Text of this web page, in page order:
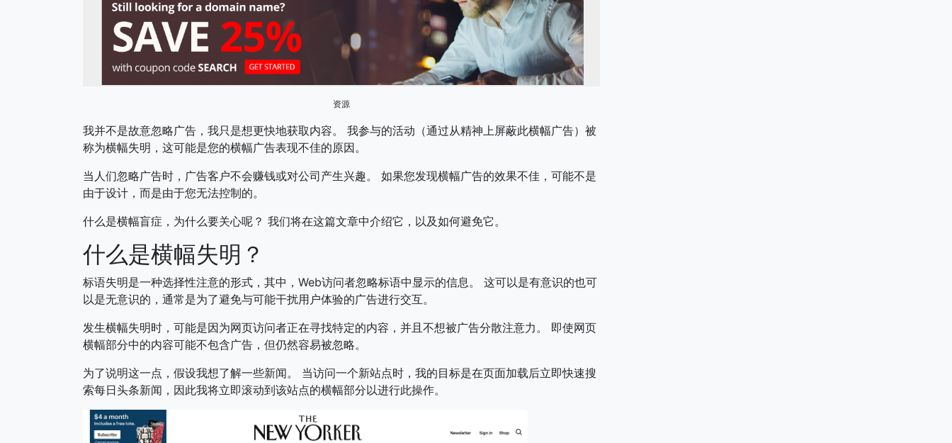
资源
我并不是故意忽略广告，我只是想更快地获取内容。 我参与的活动（通过从精神上屏蔽此横幅广告）被
称为横幅失明，这可能是您的横幅广告表现不佳的原因。
当人们忽略广告时，广告客户不会赚钱或对公司产生兴趣。 如果您发现横幅广告的效果不佳，可能不是
由于设计，而是由于您无法控制的。
什么是横幅盲症，为什么要关心呢？ 我们将在这篇文章中介绍它，以及如何避免它。
什么是横幅失明？
标语失明是一种选择性注意的形式，其中，Web访问者忽略标语中显示的信息。 这可以是有意识的也可
以是无意识的，通常是为了避免与可能干扰用户体验的广告进行交互。
发生横幅失明时，可能是因为网页访问者正在寻找特定的内容，并且不想被广告分散注意力。 即使网页
横幅部分中的内容可能不包含广告，但仍然容易被忽略。
为了说明这一点，假设我想了解一些新闻。 当访问一个新站点时，我的目标是在页面加载后立即快速搜
索每日头条新闻，因此我将立即滚动到该站点的横幅部分以进行此操作。